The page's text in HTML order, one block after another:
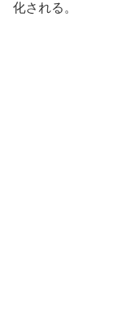
化される。